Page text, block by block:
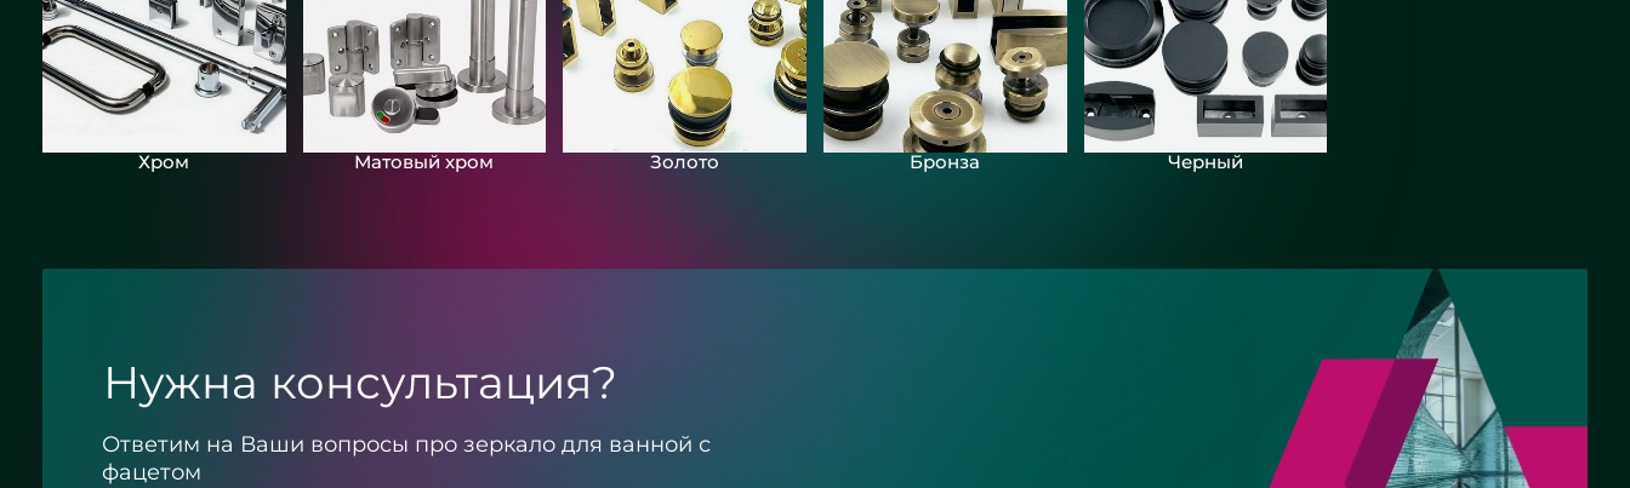
Хром Матовый хром Золото Бронза Черный
Нужна консультация?
Ответим на Ваши вопросы про зеркало для ванной с
фацетом